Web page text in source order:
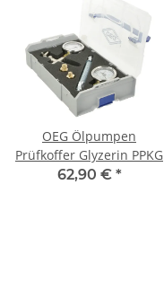
OEG Ölpumpen
Prüfkoffer Glyzerin PPKG
62,90 € *